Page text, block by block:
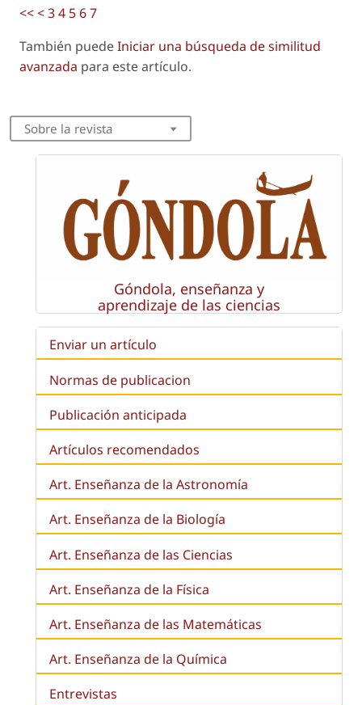
<<<34 567
También puedeIniciar una búsqueda de similitud
avanzada para este artículo.
Sobre la revista
Góndola, enseñanza y
aprendizaje de las ciencias
Enviar un artículo
Normas de publicacion
Publicación anticipada
Artículos recomendados
Art. Enseñanza de la Astronomía
Art. Enseñanza de la Biología
Art. Enseñanza de las Ciencias
Art. Enseñanza de la Física
Art. Enseñanza de las Matemáticas
Art. Enseñanza de la Química
Entrevistas